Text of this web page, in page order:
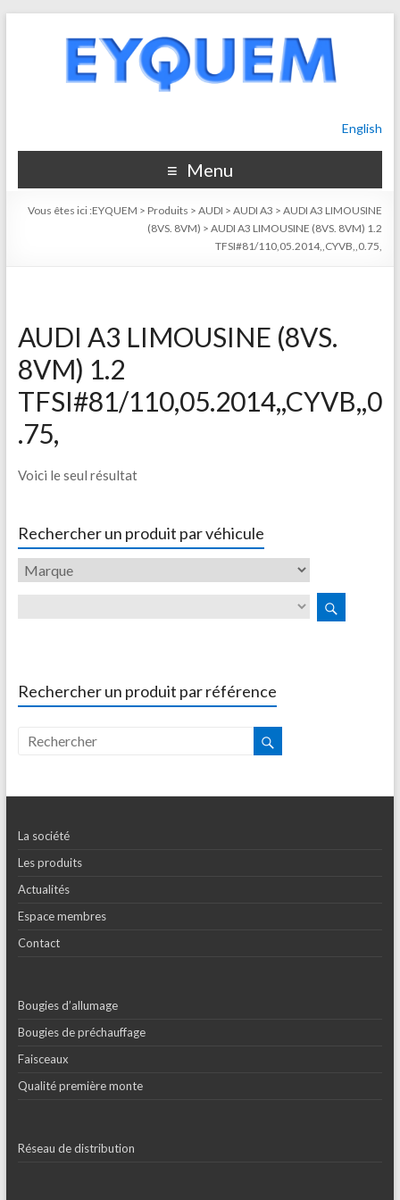
English
Menu
Vous êtes ici :EYQUEM > Produits >AUDI >AUDI A3 >AUDI A3 LIMOUSINE
(8VS. 8VM) >AUDI A3 LIMOUSINE (8VS. 8VM) 1.2
TFSI#81/110,05.2014,,CYVB,,0.75,
AUDI A3 LIMOUSINE (8VS.
8VM) 1.2
TFSI#81/110,05.2014,,CYVB,,0
.75,
Voici le seul résultat
Rechercher un produit par véhicule
Rechercher un produit par référence
La société
Les produits
Actualités
Espace membres
Contact
Bougies d’allumage
Bougies de préchauffage
Faisceaux
Qualité première monte
Réseau de distribution